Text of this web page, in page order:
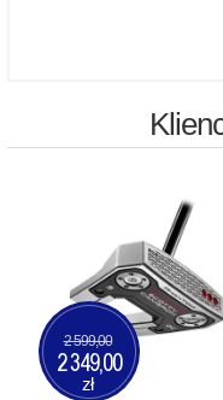
2 599,00
2 349,00
zł